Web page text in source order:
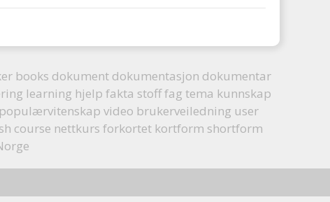
books dokument dokumentasjon dokumentar
learning hjelp fakta stoff fag tema kunnskap
video brukerveiledning user
course nettkurs forkortet kortform shortform